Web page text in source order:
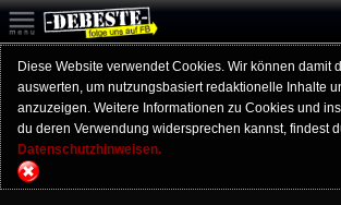
Diese Website verwendet Cookies. Wir können damit
auswerten, um nutzungsbasiert redaktionelle Inhalte
anzuzeigen. Weitere Informationen zu Cookies und
du deren Verwendung widersprechen kannst, findest
Datenschutzhinweisen.